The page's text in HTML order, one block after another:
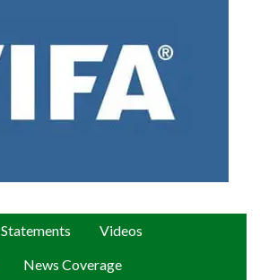
Statements
Videos
News Coverage